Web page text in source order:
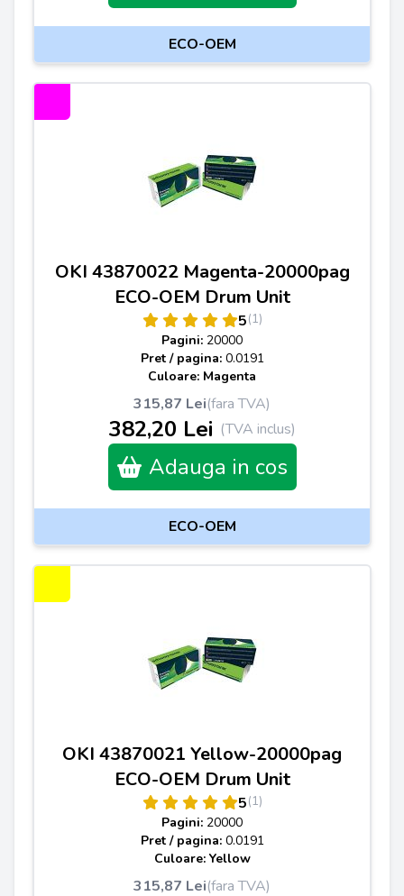
ECO-OEM
OKI 43870022 Magenta-20000pag
ECO-OEM Drum Unit
5(1)
Pagini: 20000
Pret / pagina: 0.0191
Culoare: Magenta
315,87 Lei(fara TVA)
382,20 Lei (TVA inclus)
Adauga in cos
ECO-OEM
OKI 43870021 Yellow-20000pag
ECO-OEM Drum Unit
5(1)
Pagini: 20000
Pret / pagina: 0.0191
Culoare: Yellow
315,87 Lei(fara TVA)